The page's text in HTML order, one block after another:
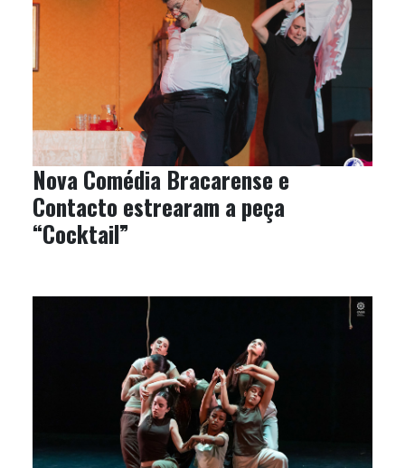
Nova Comédia Bracarense e
Contacto estrearam a peça
“Cocktail”